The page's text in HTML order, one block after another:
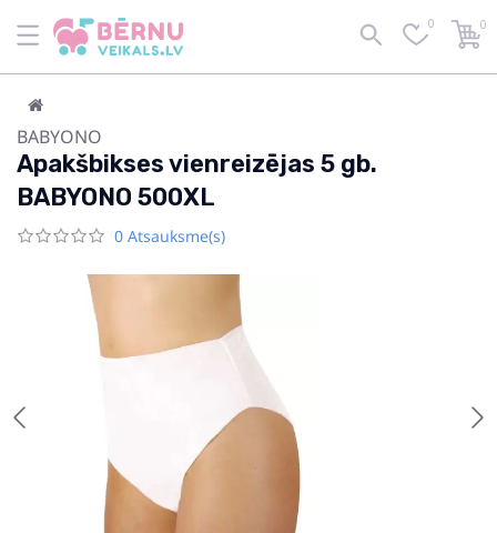
0 0
BABYONO
Apakšbikses vienreizējas 5 gb.
BABYONO 500XL
0 Atsauksme(s)